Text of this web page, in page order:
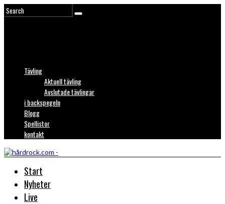
Tävling
Aktuell tävling
Avslutade tävlingar
i backspegeln
Blogg
Spellistor
kontakt
Start
Nyheter
Live